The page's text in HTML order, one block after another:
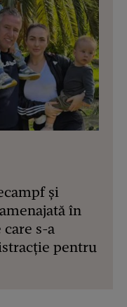
și
în
s-a
pentru